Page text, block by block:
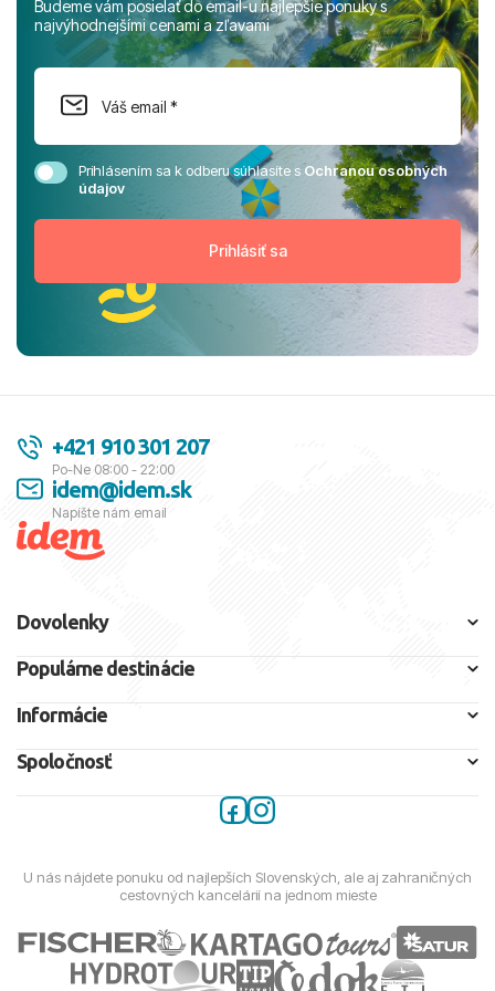
Budeme vám posielať do email-u najlepšie ponuky s
najvýhodnejšími cenami a zľavami
Prihlásením sa k odberu súhlasíte sOchranou osobných
údajov
+421 910 301 207
Po-Ne 08:00 - 22:00
idem@idem.sk
Napíšte nám email
Dovolenky
Populárne destinácie
Informácie
Spoločnosť
U nás nájdete ponuku od najlepších Slovenských, ale aj zahraničných
cestovných kancelárií na jednom mieste